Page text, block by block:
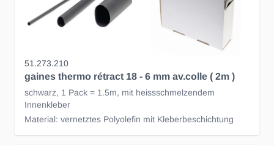
51.273.210
gaines thermo rétract 18 - 6 mm av.colle ( 2m )
schwarz, 1 Pack = 1.5m, mit heissschmelzendem
Innenkleber
Material: vernetztes Polyolefin mit Kleberbeschichtung